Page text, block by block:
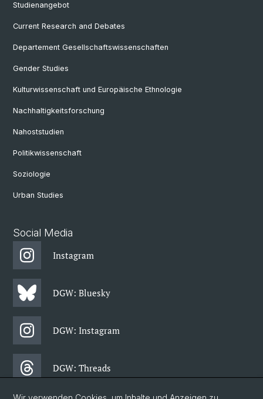
Studienangebot
Current Research and Debates
Departement Gesellschaftswissenschaften
Gender Studies
Kulturwissenschaft und Europäische Ethnologie
Nachhaltigkeitsforschung
Nahoststudien
Politikwissenschaft
Soziologie
Urban Studies
Social Media
Instagram
DGW: Bluesky
DGW: Instagram
DGW: Threads